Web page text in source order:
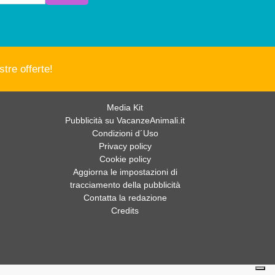
offerte!
Media Kit
Pubblicità su VacanzeAnimali.it
Condizioni d´Uso
Privacy policy
Cookie policy
Aggiorna le impostazioni di
tracciamento della pubblicità
Contatta la redazione
Credits